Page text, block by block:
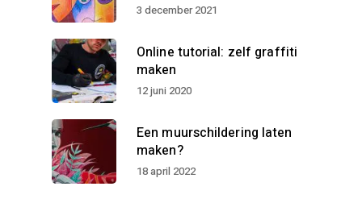
3 december 2021
Online tutorial: zelf graffiti
maken
12 juni 2020
Een muurschildering laten
maken?
18 april 2022